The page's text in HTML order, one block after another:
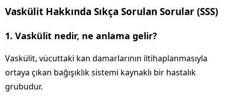
Vaskülit Hakkında Sıkça Sorulan Sorular (SSS)
1. Vaskülit nedir, ne anlama gelir?
Vaskülit, vücuttaki kan damarlarının iltihaplanmasıyla
ortaya çıkan bağışıklık sistemi kaynaklı bir hastalık
grubudur.